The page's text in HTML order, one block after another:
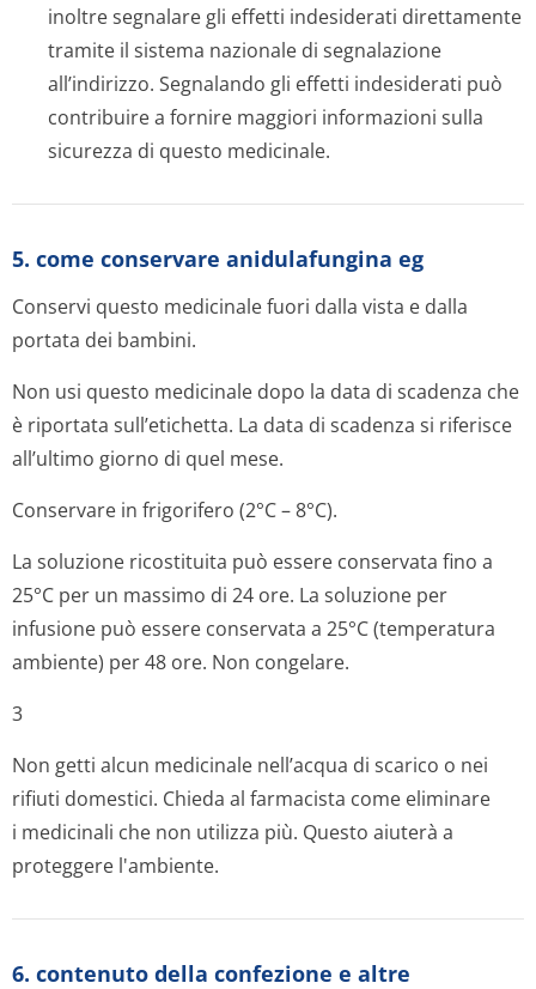
inoltre segnalare gli effetti indesiderati direttamente
tramite il sistema nazionale di segnalazione
all’indirizzo. Segnalando gli effetti indesiderati può
contribuire a fornire maggiori informazioni sulla
sicurezza di questo medicinale.
5. come conservare anidulafungina eg
Conservi questo medicinale fuori dalla vista e dalla
portata dei bambini.
Non usi questo medicinale dopo la data di scadenza che
è riportata sull’etichetta. La data di scadenza si riferisce
all’ultimo giorno di quel mese.
Conservare in frigorifero (2°C – 8°C).
La soluzione ricostituita può essere conservata fino a
25°C per un massimo di 24 ore. La soluzione per
infusione può essere conservata a 25°C (temperatura
ambiente) per 48 ore. Non congelare.
3
Non getti alcun medicinale nell’acqua di scarico o nei
rifiuti domestici. Chieda al farmacista come eliminare
i medicinali che non utilizza più. Questo aiuterà a
proteggere l'ambiente.
6. contenuto della confezione e altre